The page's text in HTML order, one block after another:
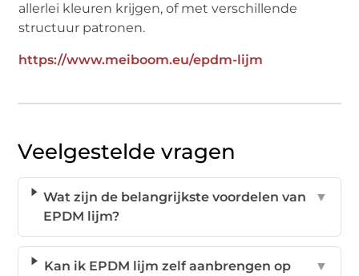
allerlei kleuren krijgen, of met verschillende
structuur patronen.
https://www.meiboom.eu/epdm-lijm
Veelgestelde vragen
Wat zijn de belangrijkste voordelen van
EPDM lijm?
▼
Kan ik EPDM lijm zelf aanbrengen op
▼